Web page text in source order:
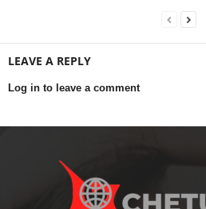
LEAVE A REPLY
Log in to leave a comment